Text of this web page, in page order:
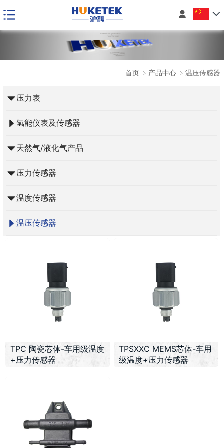

首页 ﹥ 产品中心 ﹥温压传感器
压力表
氢能仪表及传感器
天然气/液化气产品
压力传感器
温度传感器
温压传感器
TPC 陶瓷芯体-车用级温度
+压力传感器
TPSXXC MEMS芯体-车用
级温度+压力传感器